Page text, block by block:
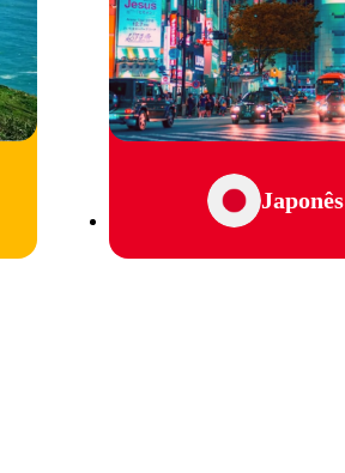
Japonês